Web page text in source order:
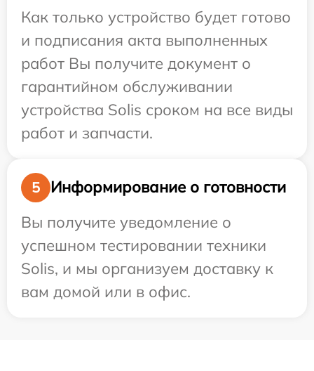
Как только устройство будет готово
и подписания акта выполненных
работ Вы получите документ о
гарантийном обслуживании
устройства Solis сроком на все виды
работ и запчасти.
5
Информирование о готовности
Вы получите уведомление о
успешном тестировании техники
Solis, и мы организуем доставку к
вам домой или в офис.